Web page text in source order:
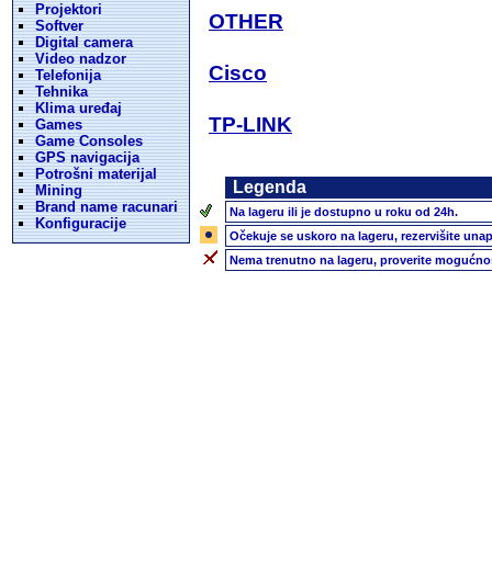
Projektori
Softver
Digital camera
Video nadzor
Telefonija
Tehnika
Klima uređaj
Games
Game Consoles
GPS navigacija
Potrošni materijal
Mining
Brand name racunari
Konfiguracije
OTHER
Cisco
TP-LINK
Legenda
Na lageru ili je dostupno u roku od 24h.
Očekuje se uskoro na lageru, rezervišite
Nema trenutno na lageru, proverite